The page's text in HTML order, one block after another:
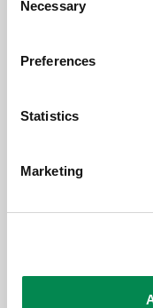
Selection
Necessary
Preferences
Statistics
Marketing
Vänd din TV